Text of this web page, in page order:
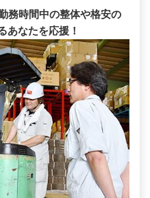
務時間中の整体や格安の
あなたを応援！